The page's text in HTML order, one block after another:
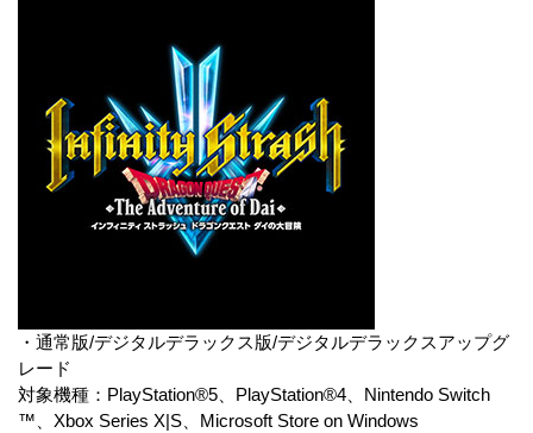
・通常版/デジタルデラックス版/デジタルデラックスアップグ
レード
対象機種：PlayStation®5、PlayStation®4、Nintendo Switch
™、Xbox Series X|S、Microsoft Store on Windows